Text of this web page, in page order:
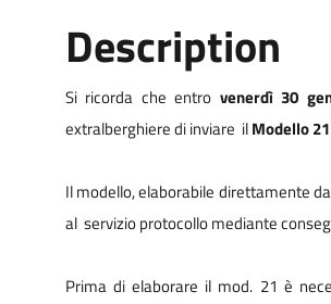
Description
Si ricorda che entro venerdì 30
extralberghieredi inviare ilModello 21
Il modello, elaborabile direttamente
al servizio protocollo mediante
Prima di elaborare il mod. 21 è